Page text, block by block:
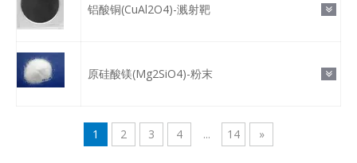
铝酸铜(CuAl2O4)-溅射靶
原硅酸镁(Mg2SiO4)-粉末
1 2 3 4 ... 14 »